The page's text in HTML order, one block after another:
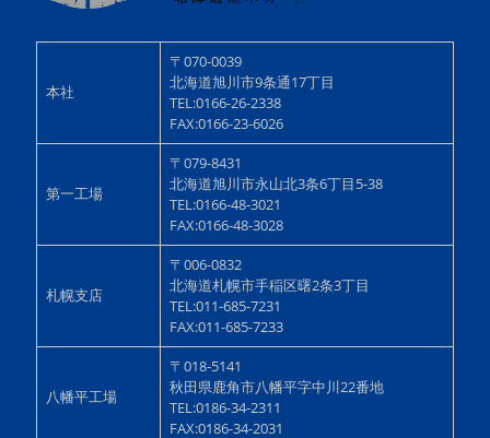
本社
〒070-0039
北海道旭川市9条通17丁目
TEL:0166-26-2338
FAX:0166-23-6026
第一工場
〒079-8431
北海道旭川市永山北3条6丁目5-38
TEL:0166-48-3021
FAX:0166-48-3028
札幌支店
〒006-0832
北海道札幌市手稲区曙2条3丁目
TEL:011-685-7231
FAX:011-685-7233
八幡平工場
〒018-5141
秋田県鹿角市八幡平字中川22番地
TEL:0186-34-2311
FAX:0186-34-2031